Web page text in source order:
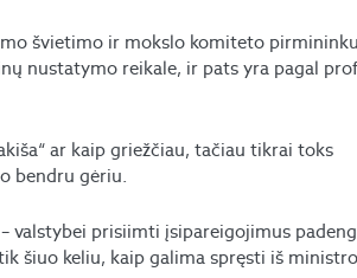
švietimo ir mokslo komiteto
nustatymo reikale, ir pats yra pagal
ar kaip griežčiau, tačiau tikrai toks
bendru gėriu.
valstybei prisiimti įsipareigojimus
šiuo keliu, kaip galima spręsti iš ministro